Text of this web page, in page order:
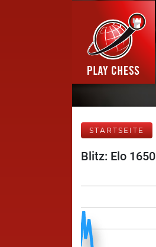
STARTSEITE
Blitz: Elo 1650